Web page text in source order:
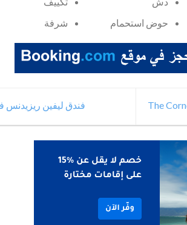
حوض استحمام
شرفة
فندق ليفين ريزيدنس